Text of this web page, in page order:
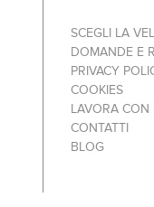
SCEGLI LA
DOMANDE E
PRIVACY
COOKIES
LAVORA CON
CONTATTI
BLOG